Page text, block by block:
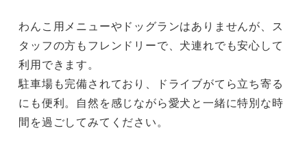
わんこ用メニューやドッグランはありませんが、ス
タッフの方もフレンドリーで、犬連れでも安心して
利用できます。
駐車場も完備されており、ドライブがてら立ち寄る
にも便利。自然を感じながら愛犬と一緒に特別な時
間を過ごしてみてください。